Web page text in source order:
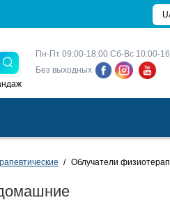
Пн-Пт 09:00-18:00 Сб-Вс 10:00-
Без выходных
Облучатели